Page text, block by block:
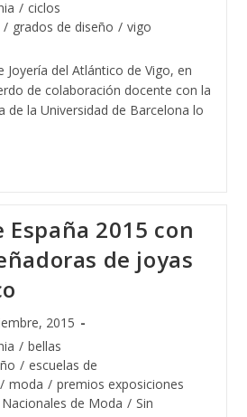
/ ciclos
/ grados de diseño / vigo
Joyería del Atlántico de Vigo, en
de colaboración docente con la
de la Universidad de Barcelona lo
España 2015 con
de joyas
2015
/ bellas
/ escuelas de
/ moda / premios exposiciones
de Moda / Sin